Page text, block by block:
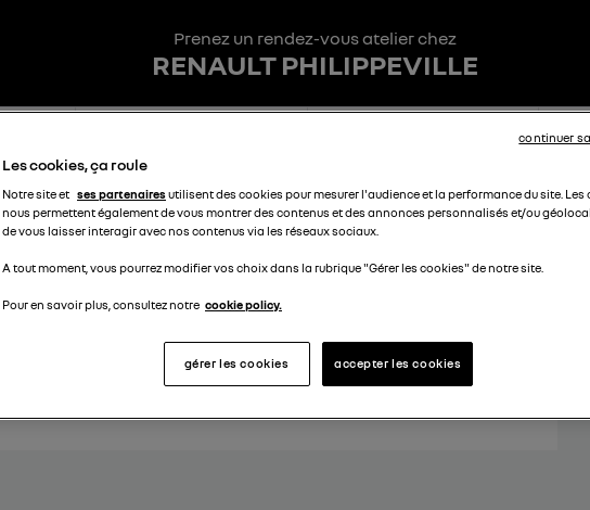
Prenez un rendez-vous atelier chez
RENAULT PHILIPPEVILLE
5
de votre véhicule
Kilométrage*
Les cookies, ça roule
Notre site et ses partenairesutilisent des cookies pour mesurer l'audience et la performance du site. Les
nous permettent également de vous montrer des contenus et des annonces personnalisés et/ou
de vous laisser interagir avec nos contenus via les réseaux sociaux.
A tout moment, vous pourrez modifier vos choix dans la rubrique "Gérer les cookies" de notre site.
Pour en savoir plus, consultez notre cookie policy.
accepter les cookies
gérer les cookies
continuer